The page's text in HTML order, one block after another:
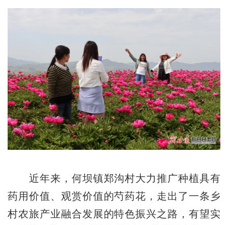
近年来，何坝镇郑沟村大力推广种植具有
药用价值、观赏价值的芍药花，走出了一条乡
村农旅产业融合发展的特色振兴之路，有望实